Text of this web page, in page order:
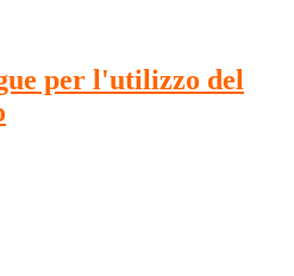
per l'utilizzo del